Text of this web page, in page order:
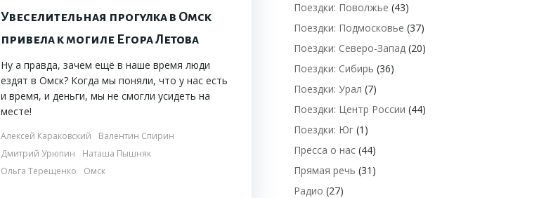
Увеселительная прогулка в Омск
привела к могиле Егора Летова
Ну а правда, зачем ещё в наше время люди
ездят в Омск? Когда мы поняли, что у нас есть
и время, и деньги, мы не смогли усидеть на
месте!
Алексей Караковский
Валентин Спирин
Дмитрий Урюпин
Наташа Пышняк
Ольга Терещенко
Омск
Поездки: Поволжье (43)
Поездки: Подмосковье (37)
Поездки: Северо-Запад (20)
Поездки: Сибирь (36)
Поездки: Урал (7)
Поездки: Центр России (44)
Поездки: Юг (1)
Пресса о нас (44)
Прямая речь (31)
Радио (27)